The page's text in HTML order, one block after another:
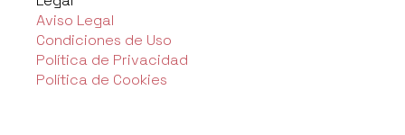
Aviso Legal
Condiciones de Uso
Política de Privacidad
Política de Cookies